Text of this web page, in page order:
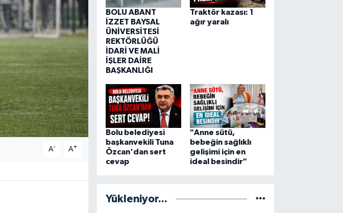
A- A+
BOLU ABANT
İZZET BAYSAL
ÜNİVERSİTESİ
REKTÖRLÜĞÜ
İDARİ VE MALİ
İŞLER DAİRE
BAŞKANLIĞI
Traktör kazası: 1
ağır yaralı
Bolu belediyesi
başkanvekili Tuna
Özcan'dan sert
cevap
"Anne sütü,
bebeğin sağlıklı
gelişimi için en
ideal besindir"
Yükleniyor...